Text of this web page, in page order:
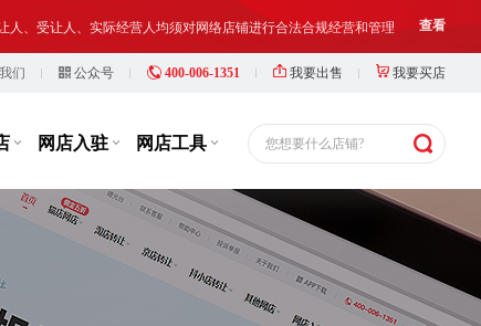
、受让人、实际经营人均须对网络店铺进行合法合规经营和管理 查看
类行为违反了国家相关法律法规，也损害了抖店平台的市场秩序 查看
、受让人、实际经营人均须对网络店铺进行合法合规经营和管理 查看
们 公众号 400-006-1351 我要出售 我要买店
网店入驻 网店工具 您想要什么店铺?